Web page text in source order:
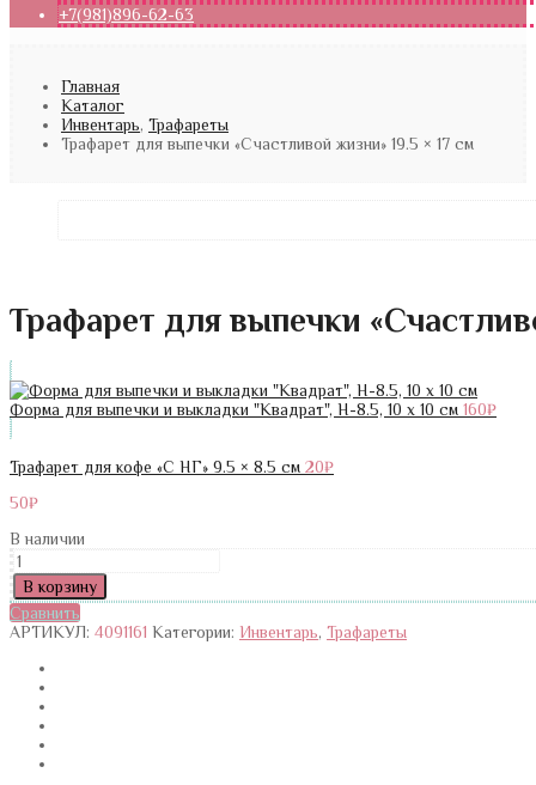
+7(981)896-62-63
Главная
Каталог
Инвентарь, Трафареты
Трафарет для выпечки «Счастливой жизни» 19.5 × 17 см
Трафарет для выпечки
Форма для выпечки и выкладки "Квадрат", H-8.5, 10 х 10 см 160₽
Трафарет для кофе «С НГ» 9.5 × 8.5 см 20₽
50₽
В наличии
Количество
Трафарет
для
выпечки
«Счастливой
В корзину
Сравнить
АРТИКУЛ: 4091161 Категории: Инвентарь, Трафареты